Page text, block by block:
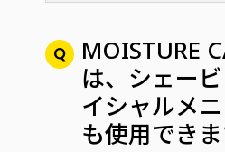
MOISTURE
は、シェー
イシャルメ
も使用でき